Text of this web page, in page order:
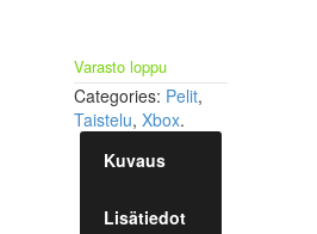
Varasto loppu
Categories: Pelit,
Taistelu, Xbox.
Kuvaus
Lisätiedot